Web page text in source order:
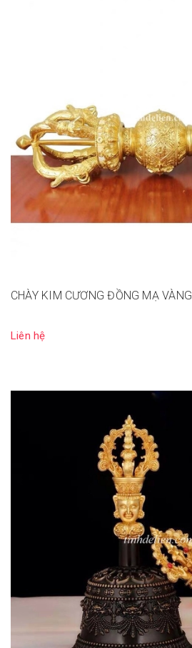
CHÀY KIM CƯƠNG ĐỒNG MẠ VÀNG
Liên hệ